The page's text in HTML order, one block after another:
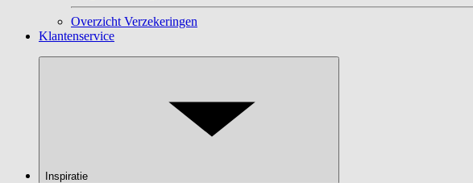
Overzicht Verzekeringen
Klantenservice
Inspiratie